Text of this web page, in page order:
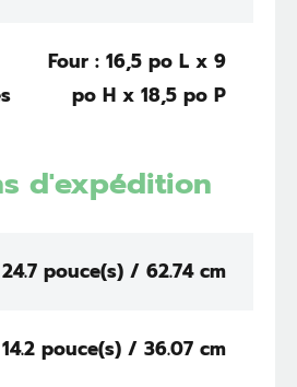
Four : 16,5 po L x 9
po H x 18,5 po P
d'expédition
24.7 pouce(s) / 62.74 cm
14.2 pouce(s) / 36.07 cm